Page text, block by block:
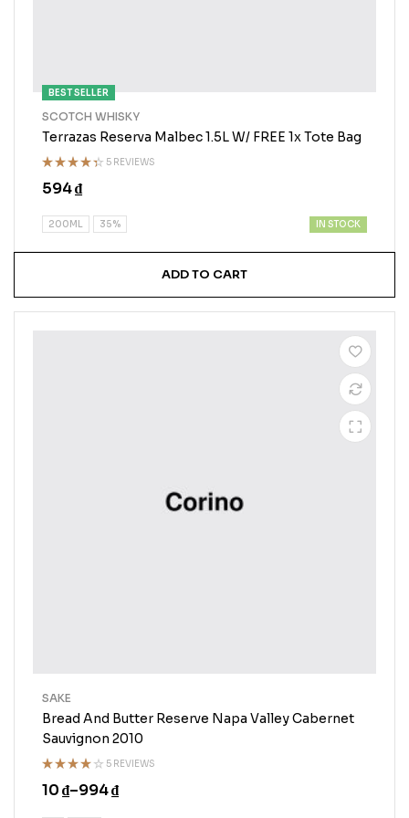
BEST SELLER
Terrazas Reserva Malbec 1.5L W/ FREE 1x Tote Bag
Rated
4.25out
5 REVIEWS
SCOTCH WHISKY
594₫
200ML 35% IN STOCK
ADD TO CART
Bread And Butter Reserve Napa Valley Cabernet
Sauvignon 2010
Rated
4.00out
5 REVIEWS
SAKE
10₫–994₫